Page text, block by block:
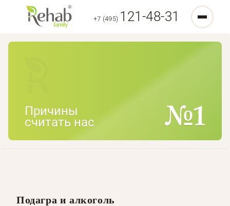
+7 (495) 121-48-31
Причины
считать нас
Подагра и алкоголь